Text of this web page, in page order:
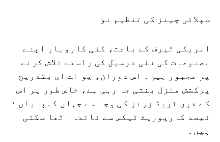
سپلائی چینز کی تنظیم نو
امریکی ٹیرف کے باعث، کئی کاروبار اپنے
مصنوعات کی نئی ترسیل کی راستے تلاش کرنے
پر مجبور ہیں۔ اس دوران، یو اے ای بتدریج
پرکشش منزل بنتی جا رہی ہے، خاص طور پر اس
کے فری ٹریڈ زونز کی وجہ سے جہاں کمپنیاں ۰
فیصد کارپوریٹ ٹیکس سے فائدہ اٹھا سکتی
ہیں۔